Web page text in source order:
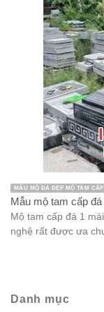
MẪU MỘ ĐÁ ĐẸP MỘ TAM
Mẫu mộ tam cấp
Mộ tam cấp đá 1
nghệ rất được ưa
Danh mục